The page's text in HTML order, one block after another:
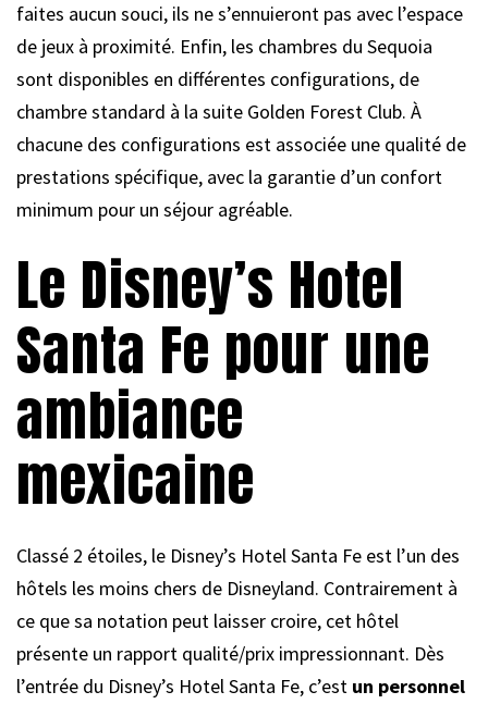
faites aucun souci, ils ne s’ennuieront pas avec l’espace
de jeux à proximité. Enfin, les chambres du Sequoia
sont disponibles en différentes configurations, de
chambre standard à la suite Golden Forest Club. À
chacune des configurations est associée une qualité de
prestations spécifique, avec la garantie d’un confort
minimum pour un séjour agréable.
Le Disney’s Hotel
Santa Fe pour une
ambiance
mexicaine
Classé 2 étoiles, le Disney’s Hotel Santa Fe est l’un des
hôtels les moins chers de Disneyland. Contrairement à
ce que sa notation peut laisser croire, cet hôtel
présente un rapport qualité/prix impressionnant. Dès
l’entrée du Disney’s Hotel Santa Fe, c’est un personnel